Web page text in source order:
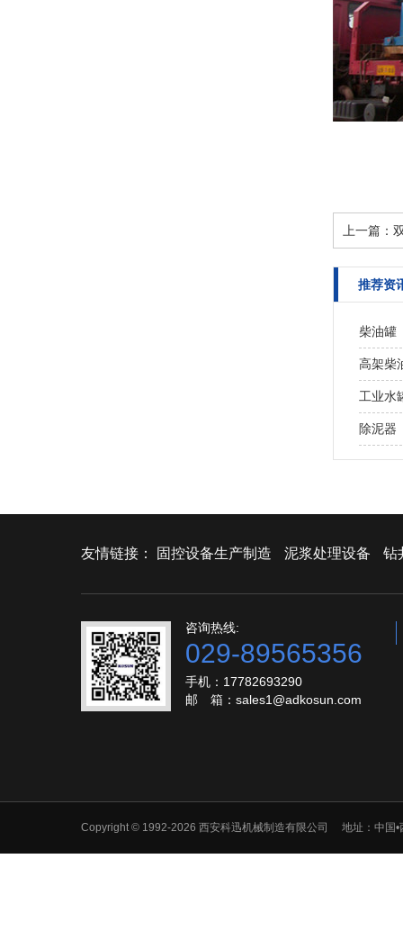
上一篇：
推荐资
柴油罐
高架柴
工业水
除泥器
友情链接： 固控设备生产制造 泥浆处理设备 钻
咨询热线:
029-89565356
手机：17782693290
邮 箱：sales1@adkosun.com
Copyright © 1992-2026 西安科迅机械制造有限公司 地址：中国•